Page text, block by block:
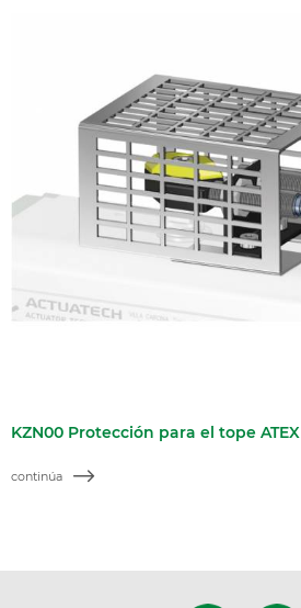
KZN00 Protección para el tope ATEX
continúa